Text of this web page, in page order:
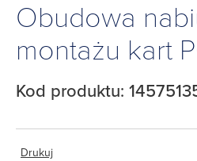
Obudowa
montażu kart
Kod produktu:
Drukuj